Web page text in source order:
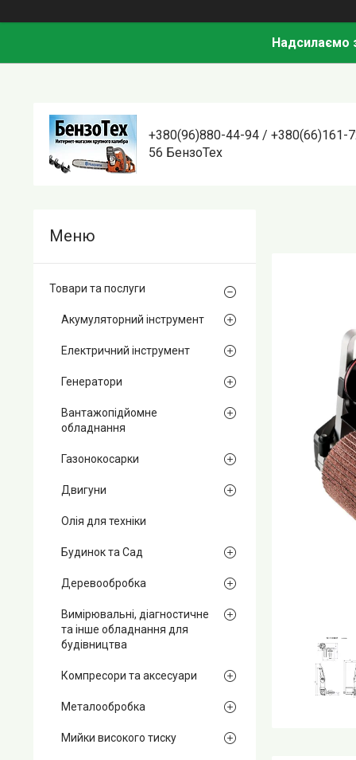
Надсилаємо
+380(96)880-44-94 / +380(66)161-
56 БензоТех
Товари та послуги
Акумуляторний інструмент
Електричний інструмент
Генератори
Вантажопідйомне
обладнання
Газонокосарки
Двигуни
Олія для техніки
Будинок та Сад
Деревообробка
Вимірювальні, діагностичне
та інше обладнання для
будівництва
Компресори та аксесуари
Металообробка
Мийки високого тиску